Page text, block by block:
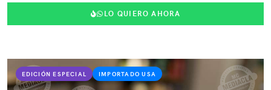
LO QUIERO AHORA
EDICIÓN ESPECIAL IMPORTADO USA